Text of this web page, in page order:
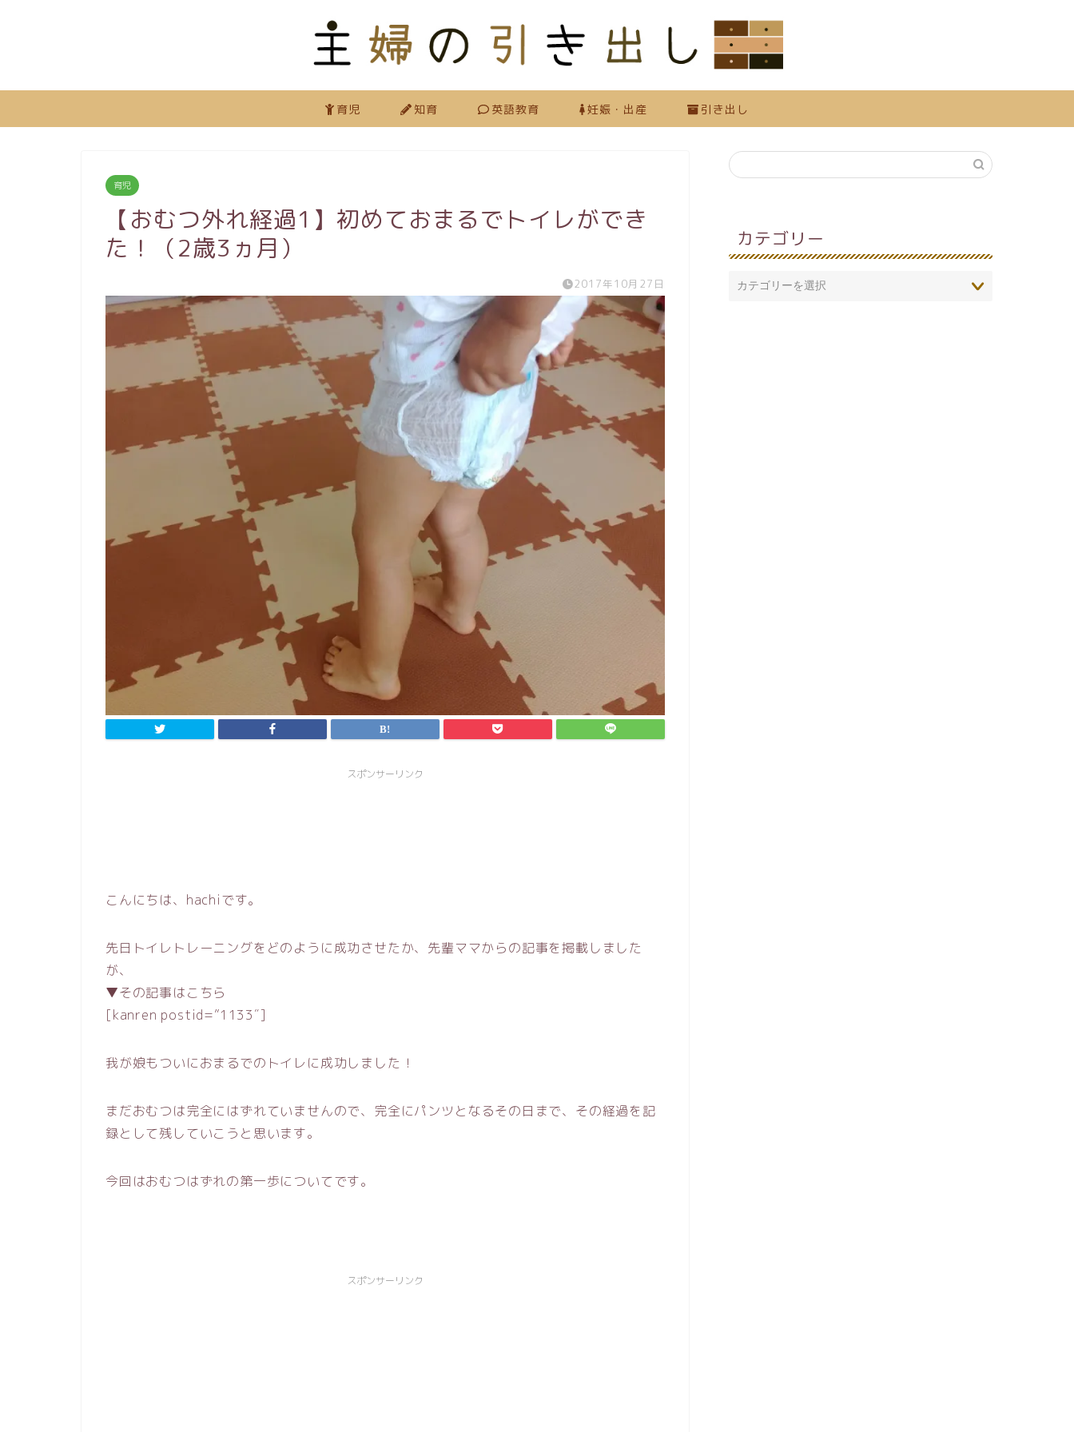
育児 知育 英語教育 妊娠・出産 引き出し
育児
【おむつ外れ経過1】初めておまるでトイレができ
た！（2歳3ヵ月）
2017年10月27日
スポンサーリンク
こんにちは、hachiです。
先日トイレトレーニングをどのように成功させたか、先輩ママからの記事を掲載しました
が、
▼その記事はこちら
[kanren postid=”1133″]
我が娘もついにおまるでのトイレに成功しました！
まだおむつは完全にはずれていませんので、完全にパンツとなるその日まで、その経過を記
録として残していこうと思います。
今回はおむつはずれの第一歩についてです。
スポンサーリンク
カテゴリー